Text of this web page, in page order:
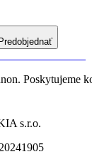
. Poskytujeme
s.r.o.